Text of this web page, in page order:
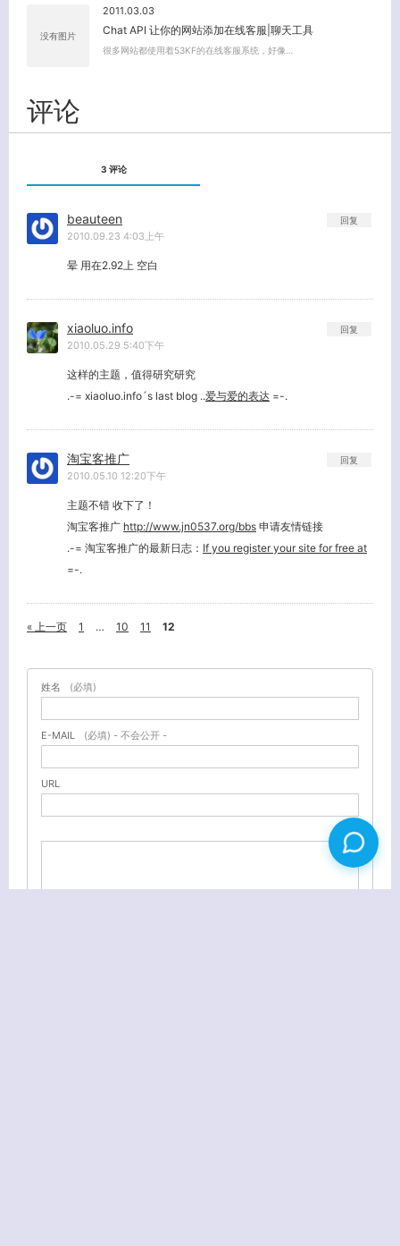
没有图片
2011.03.03
Chat API 让你的网站添加在线客服|聊天工具
很多网站都使用着53KF的在线客服系统，好像…
评论
3 评论
beauteen
2010.09.23 4:03上午
晕 用在2.92上 空白
回复
xiaoluo.info
2010.05.29 5:40下午
这样的主题，值得研究研究
.-= xiaoluo.info´s last blog ..爱与爱的表达 =-.
回复
淘宝客推广
2010.05.10 12:20下午
主题不错 收下了！
淘宝客推广 http://www.jn0537.org/bbs 申请友情链接
.-= 淘宝客推广的最新日志： If you register your site for free at
=-.
回复
« 上一页 1 … 10 11 12
姓名 (必填)
E-MAIL (必填) - 不会公开 -
URL